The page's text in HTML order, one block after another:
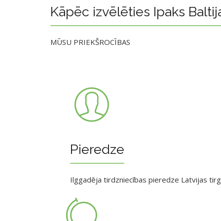
Kāpēc izvēlēties Ipaks
MŪSU PRIEKŠROCĪBAS
Pieredze
Ilggadēja tirdzniecības pieredze Latvijas